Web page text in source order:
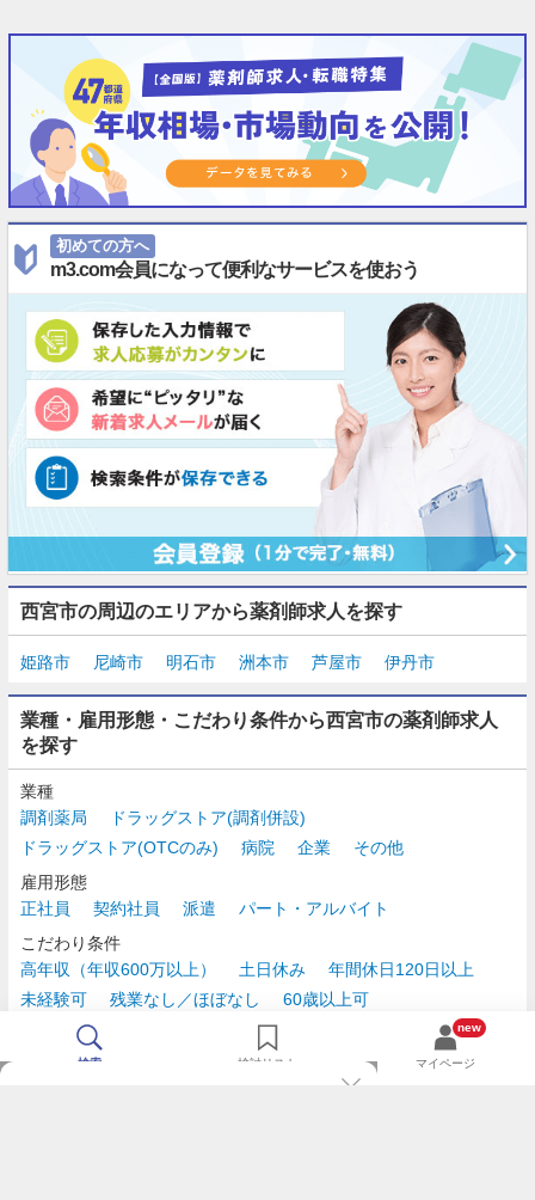
初めての方へ
m3.com会員になって便利なサービスを使おう
西宮市の周辺のエリアから薬剤師求人を探す
姫路市 尼崎市 明石市 洲本市 芦屋市 伊丹市
業種・雇用形態・こだわり条件から西宮市の薬剤師求人
を探す
業種
調剤薬局
ドラッグストア(調剤併設)
ドラッグストア(OTCのみ)
病院 企業
その他
雇用形態
正社員
契約社員 派遣
パート・アルバイト
こだわり条件
高年収（年収600万以上）
土日休み
年間休日120日以上
未経験可
残業なし／ほぼなし
60歳以上可
時給2,500円以上
検索 検討リスト
new
マイページ